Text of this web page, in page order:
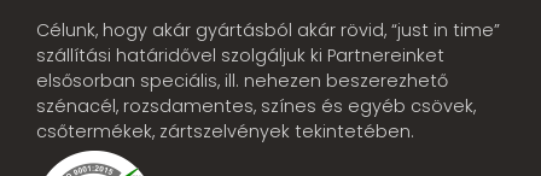
Célunk, hogy akár gyártásból akár rövid, “just in time”
szállítási határidővel szolgáljuk ki Partnereinket
elsősorban speciális, ill. nehezen beszerezhető
szénacél, rozsdamentes, színes és egyéb csövek,
csőtermékek, zártszelvények tekintetében.